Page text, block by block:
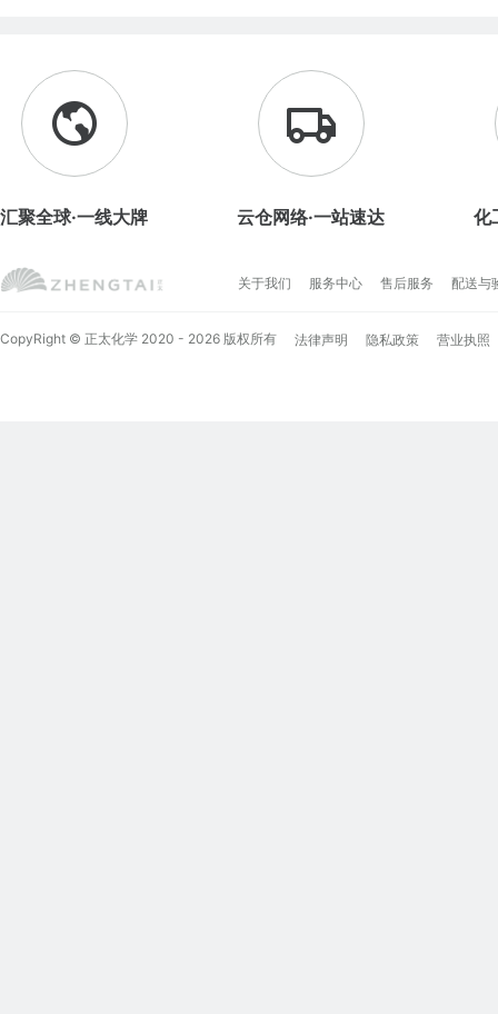
汇聚全球·一线大牌 云仓网络·一站速达 化
关于我们 服务中心 售后服务 配送与
CopyRight © 正太化学 2020 - 2026 版权所有 法律声明 隐私政策 营业执照